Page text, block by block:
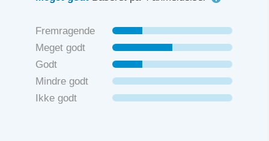
Fremragende
Meget godt
Godt
Mindre godt
Ikke godt